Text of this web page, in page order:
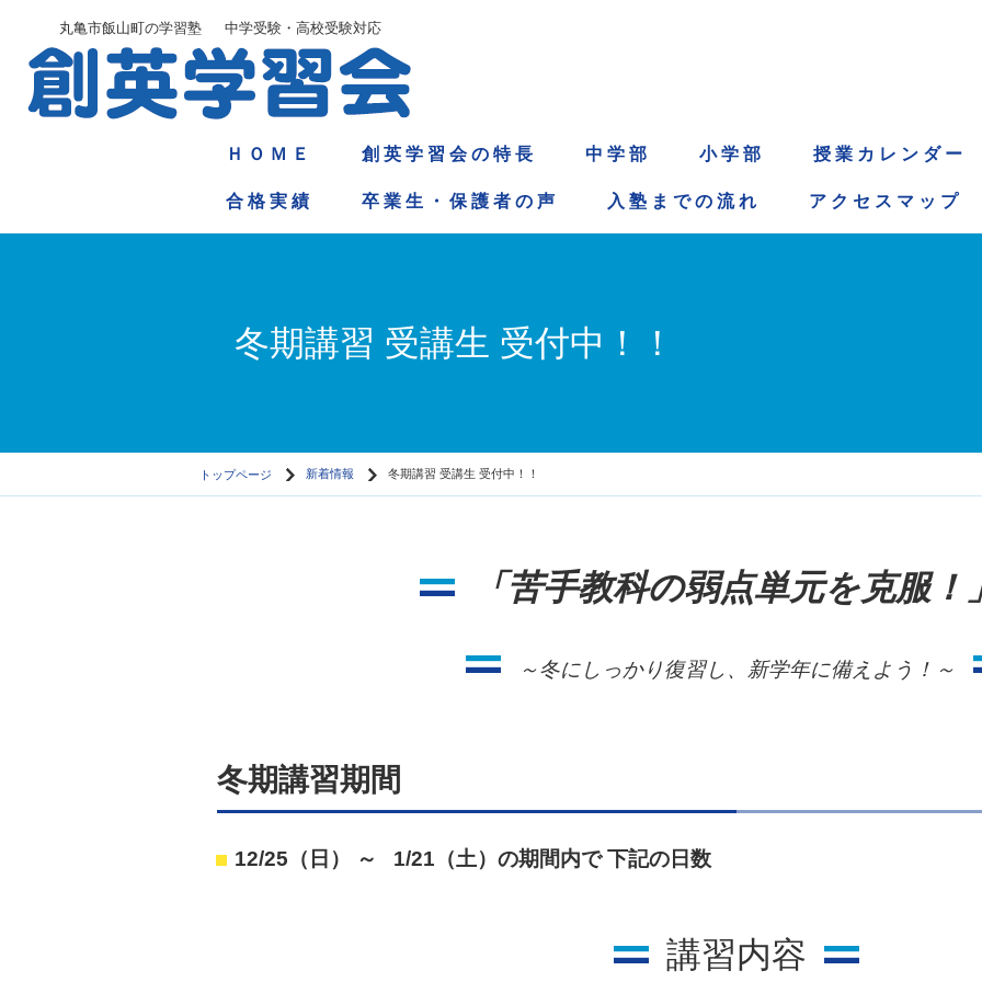
丸亀市飯山町の学習塾 中学受験・高校受験対応
Ｈ Ｏ Ｍ Ｅ 創 英 学 習 会 の 特 長 中 学 部 小 学 部 授 業 カ レ ン ダ ー
合 格 実 績 卒 業 生 ・ 保 護 者 の 声 入 塾 ま で の 流 れ ア ク セ ス マ ッ プ
冬期講習 受講生 受付中！！
トップページ 新着情報 冬期講習 受講生 受付中！！
「苦手教科の弱点単元を克服！
～冬にしっかり復習し、新学年に備えよう！～
冬期講習期間
12/25（日） ～ 1/21（土）の期間内で 下記の日数
講習内容